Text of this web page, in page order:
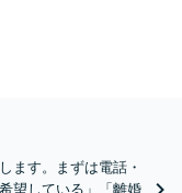
ます。まずは電話・
望している」「離婚